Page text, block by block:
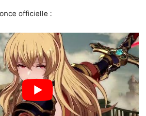
officielle :